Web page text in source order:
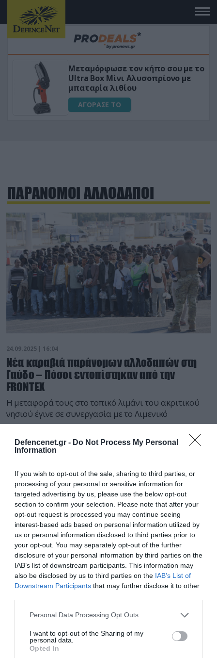
Defencenet.gr - Do Not Process My Personal
Information
If you wish to opt-out of the sale, sharing to third parties, or
processing of your personal or sensitive information for
targeted advertising by us, please use the below opt-out
section to confirm your selection. Please note that after your
opt-out request is processed you may continue seeing
interest-based ads based on personal information utilized by
us or personal information disclosed to third parties prior to
your opt-out. You may separately opt-out of the further
disclosure of your personal information by third parties on the
IAB’s list of downstream participants. This information may
also be disclosed by us to third parties on the IAB’s List of
Downstream Participants that may further disclose it to other
Please note that this website/app uses one or more Google
not limited to your visit or usage behaviour. You may click to
grant or deny consent to Google and its third-party tags to
use your data for below specified purposes in below Google
Personal Data Processing Opt Outs
I want to opt-out of the Sharing of my
personal data.
Opted In
Μεταμόρφωσε τον κήπο σου με το
Ultra Box Μίνι Αλυσοπρίονο με
μπαταρία λιθίου
ΑΓΟΡΑΣΕ ΤΟ
ΠΑΡΑΝΟΜΟΙ ΑΛΛΟΔΑΠΟΙ
24.09.2025 | 16:04
Νέα καραβιά παράνομων αλλοδαπών στη
Γαύδο – Πόσοι εντοπίστηκαν από την
FRONTEX
H μεταφορά τους στο τοπικό λιμάνι του ακριτικού
νησιού έγινε σε συνεργασία με το Λιμενικό
16.04.2025 | 15:58
Ακόμα 49 παράνομοι αλλοδαποί
Μεταφέρθηκαν στη Χώρα των Σφακίων για τις
προβλεπόμενες διαδικασίες